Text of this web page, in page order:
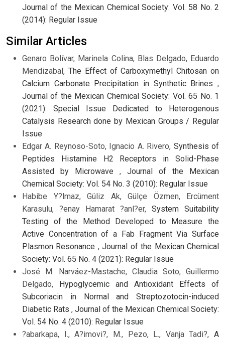
Journal of the Mexican Chemical Society: Vol. 58 No. 2
(2014): Regular Issue
Similar Articles
Genaro Bolívar, Marinela Colina, Blas Delgado, Eduardo
Mendizabal, The Effect of Carboxymethyl Chitosan on
Calcium Carbonate Precipitation in Synthetic Brines ,
Journal of the Mexican Chemical Society: Vol. 65 No. 1
(2021): Special Issue Dedicated to Heterogenous
Catalysis Research done by Mexican Groups / Regular
Issue
Edgar A. Reynoso-Soto, Ignacio A. Rivero, Synthesis of
Peptides Histamine H2 Receptors in Solid-Phase
Assisted by Microwave , Journal of the Mexican
Chemical Society: Vol. 54 No. 3 (2010): Regular Issue
Habibe Y?lmaz, Güliz Ak, Gülçe Özmen, Ercüment
Karasulu, ?enay Hamarat ?anl?er, System Suitability
Testing of the Method Developed to Measure the
Active Concentration of a Fab Fragment Via Surface
Plasmon Resonance ,Journal of the Mexican Chemical
Society: Vol. 65 No. 4 (2021): Regular Issue
José M. Narváez-Mastache, Claudia Soto, Guillermo
Delgado, Hypoglycemic and Antioxidant Effects of
Subcoriacin in Normal and Streptozotocin-induced
Diabetic Rats , Journal of the Mexican Chemical Society:
Vol. 54 No. 4 (2010): Regular Issue
?abarkapa, I., A?imovi?, M., Pezo, L., Vanja Tadi?, A